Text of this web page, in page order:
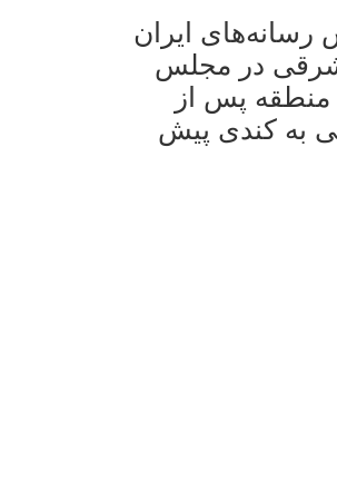
ایران
شرقی در مجلس
پس از
به کندی پیش